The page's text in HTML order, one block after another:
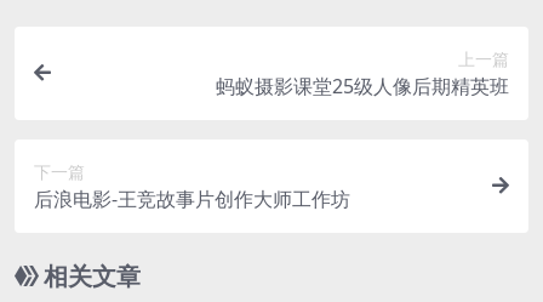
上一篇
蚂蚁摄影课堂25级人像后期精英班
下一篇
后浪电影-王竞故事片创作大师工作坊
相关文章